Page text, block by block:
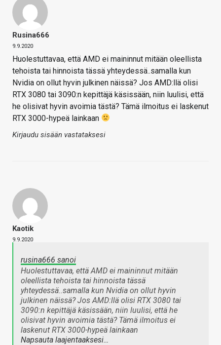
Rusina666
9.9.2020
Huolestuttavaa, että AMD ei maininnut mitään oleellista
tehoista tai hinnoista tässä yhteydessä..samalla kun
Nvidia on ollut hyvin julkinen näissä? Jos AMD:llä olisi
RTX 3080 tai 3090:n kepittäjä käsissään, niin luulisi, että
he olisivat hyvin avoimia tästä? Tämä ilmoitus ei laskenut
RTX 3000-hypeä lainkaan
Kirjaudu sisään vastataksesi
Kaotik
9.9.2020
rusina666 sanoi
Huolestuttavaa, että AMD ei maininnut mitään
oleellista tehoista tai hinnoista tässä
yhteydessä..samalla kun Nvidia on ollut hyvin
julkinen näissä? Jos AMD:llä olisi RTX 3080 tai
3090:n kepittäjä käsissään, niin luulisi, että he
olisivat hyvin avoimia tästä? Tämä ilmoitus ei
laskenut RTX 3000-hypeä lainkaan
Napsauta laajentaaksesi…